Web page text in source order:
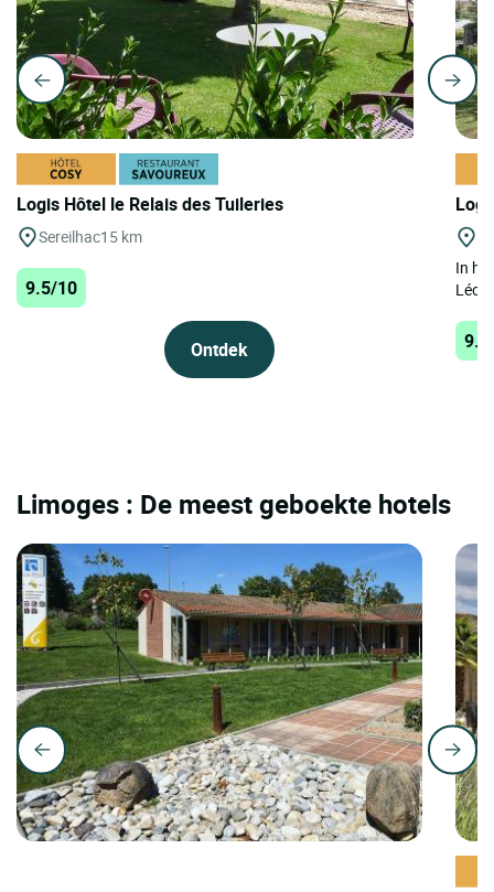
Logis Hôtel le Relais des Tuileries
Sereilhac15 km
9.5/10
Ontdek
In
Limoges : De meest geboekte hotels